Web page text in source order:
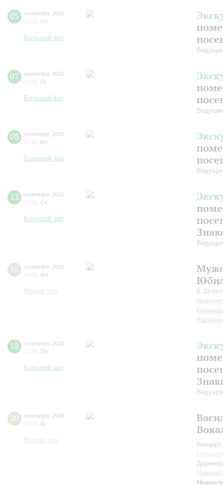
05 сентября 2026
12:00 Сб
Большой зал
07 сентября 2026
11:00 Пн
Большой зал
08 сентября 2026
11:30 Вт
Большой зал
12 сентября 2026
12:00 Сб
Большой зал
15 сентября 2026
19:00 Вт
Малый зал
К 30-
18 сентября 2026
11:30 Пт
Большой зал
20 сентября 2026
19:00 Вс
Малый зал